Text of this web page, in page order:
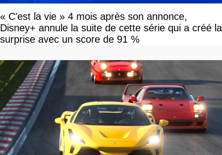
« C'est la vie » 4 mois après son annonce,
Disney+ annule la suite de cette série qui a créé la
surprise avec un score de 91 %